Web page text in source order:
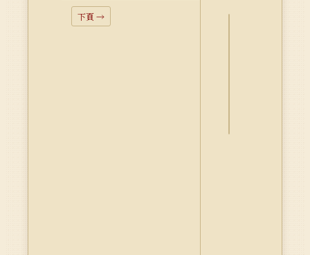
下頁 →